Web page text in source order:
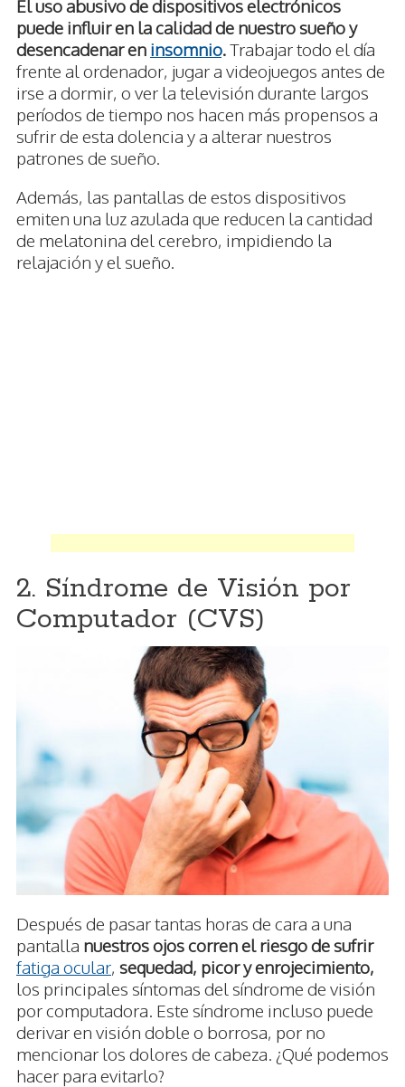
El uso abusivo de dispositivos electrónicos
puede influir en la calidad de nuestro sueño y
desencadenar en insomnio.Trabajar todo el día
frente al ordenador, jugar a videojuegos antes de
irse a dormir, o ver la televisión durante largos
períodos de tiempo nos hacen más propensos a
sufrir de esta dolencia y a alterar nuestros
patrones de sueño.
Además, las pantallas de estos dispositivos
emiten una luz azulada que reducen la cantidad
de melatonina del cerebro, impidiendo la
relajación y el sueño.
2. Síndrome de Visión por
Computador (CVS)
Después de pasar tantas horas de cara a una
pantalla nuestros ojos corren el riesgo de sufrir
fatiga ocular, sequedad, picor y enrojecimiento,
los principales síntomas del síndrome de visión
por computadora. Este síndrome incluso puede
derivar en visión doble o borrosa, por no
mencionar los dolores de cabeza. ¿Qué podemos
hacer para evitarlo?